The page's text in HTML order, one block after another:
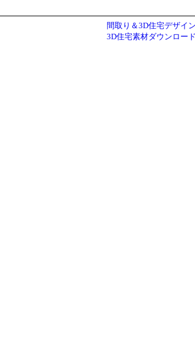
間取り＆3D住宅デザイ
3D住宅素材ダウンロー